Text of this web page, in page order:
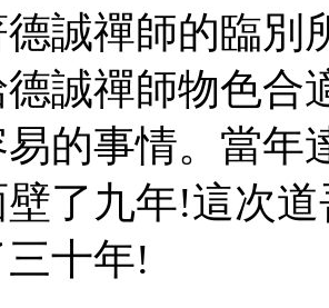
誠禪師的臨別
誠禪師物色合
的事情。當年
了九年!這次
十年!